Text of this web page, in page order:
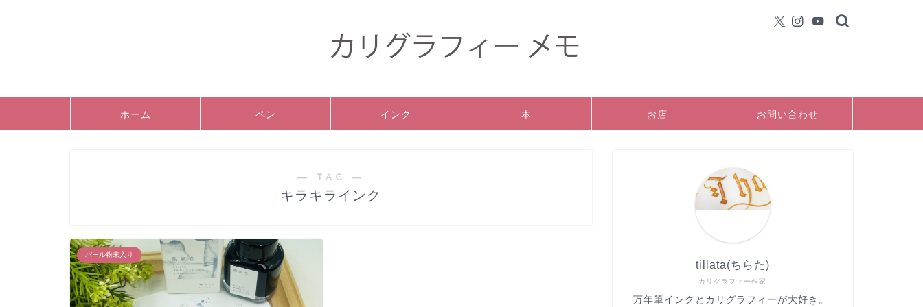
ホーム ペン インク 本 お店 お問い合わせ
― TAG ―
キラキラインク
パール粉末入り
カリグラフィー作家
tillata(ちらた)
万年筆インクとカリグラフィーが大好き。